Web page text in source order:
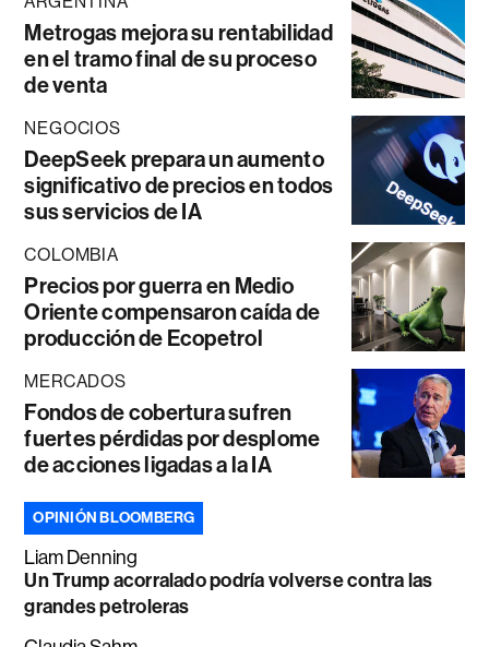
Metrogas mejora su rentabilidad
en el tramo final de su proceso
de venta
NEGOCIOS
DeepSeek prepara un aumento
significativo de precios en todos
sus servicios de IA
COLOMBIA
Precios por guerra en Medio
Oriente compensaron caída de
producción de Ecopetrol
MERCADOS
Fondos de cobertura sufren
fuertes pérdidas por desplome
de acciones ligadas a la IA
OPINIÓN BLOOMBERG
Liam Denning
Un Trump acorralado podría volverse contra las
grandes petroleras